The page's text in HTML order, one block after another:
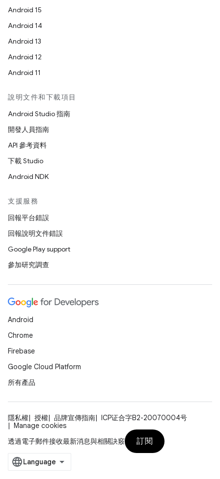
Android 15
Android 14
Android 13
Android 12
Android 11
說明文件和下載項目
Android Studio 指南
開發人員指南
API 參考資料
下載 Studio
Android NDK
支援服務
回報平台錯誤
回報說明文件錯誤
Google Play support
參加研究調查
Android
Chrome
Firebase
Google Cloud Platform
所有產品
隱私權 授權 品牌宣傳指南
ICP证合字B2-20070004号
Manage cookies
透過電子郵件接收最新消息與相關訣竅
訂閱